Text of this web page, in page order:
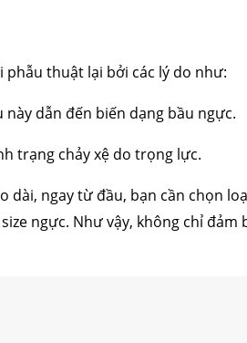
thuật lại bởi các lý do như:
dẫn đến biến dạng bầu ngực.
trạng chảy xệ do trọng lực.
dài, ngay từ đầu, bạn cần chọn
ngực. Như vậy, không chỉ